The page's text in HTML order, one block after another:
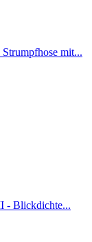
mit...
- Blickdichte...